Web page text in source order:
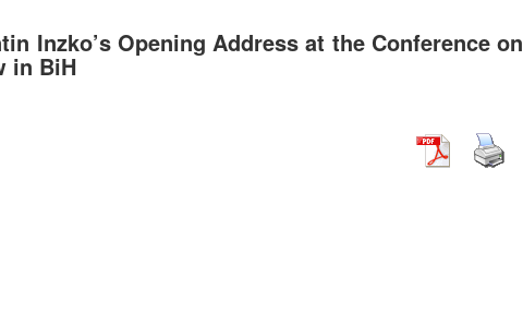
Inzko’s Opening Address at the Conference on
in BiH